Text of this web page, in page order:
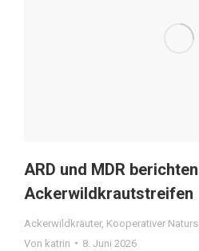
ARD und MDR
Ackerwildkrautstreifen
Ackerwildkräuter, Kooperativer
Von katrin 8. Juni 2026